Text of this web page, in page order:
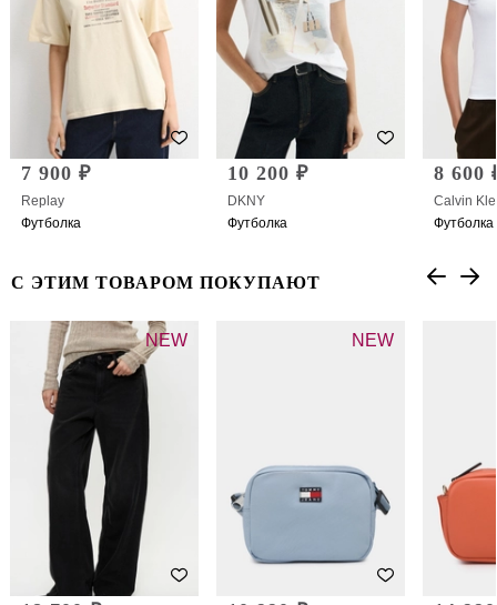
7 900 ₽
Replay
Футболка
10 200 ₽
DKNY
Футболка
8 600
Calvin
Футболка
С ЭТИМ ТОВАРОМ ПОКУПАЮТ
NEW NEW